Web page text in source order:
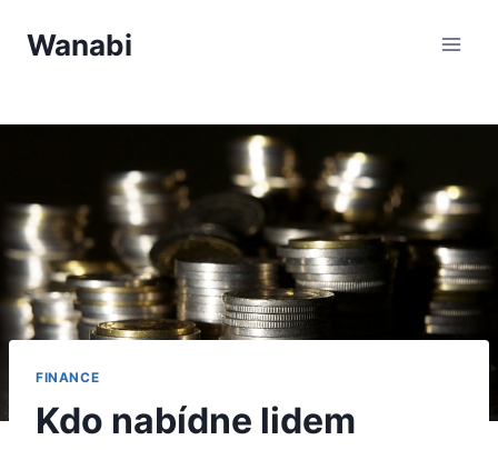
Wanabi
FINANCE
Kdo nabídne lidem